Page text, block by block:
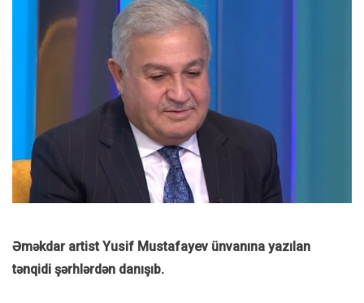
Əməkdar artist Yusif Mustafayev ünvanına yazılan
tənqidi şərhlərdən danışıb.